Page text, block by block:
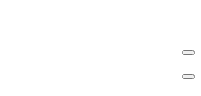
قائمة
قائمة